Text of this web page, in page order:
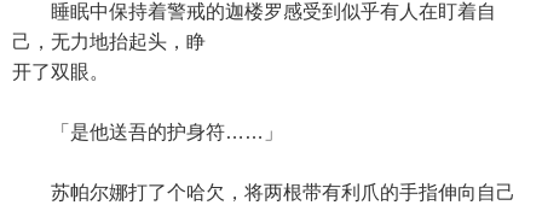
睡眠中保持着警戒的迦楼罗感受到似乎有人在盯着自
己，无力地抬起头，睁
开了双眼。
「是他送吾的护身符……」
苏帕尔娜打了个哈欠，将两根带有利爪的手指伸向自己